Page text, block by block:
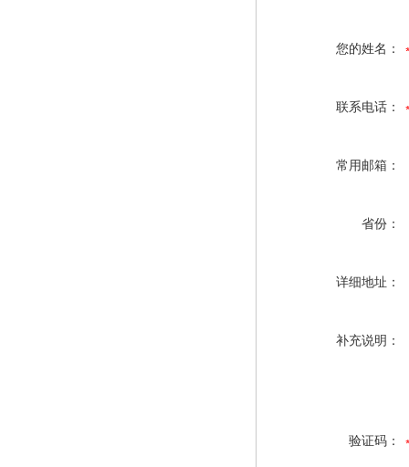
您的姓名：
联系电话：
常用邮箱：
省份：
详细地址：
补充说明：
验证码：